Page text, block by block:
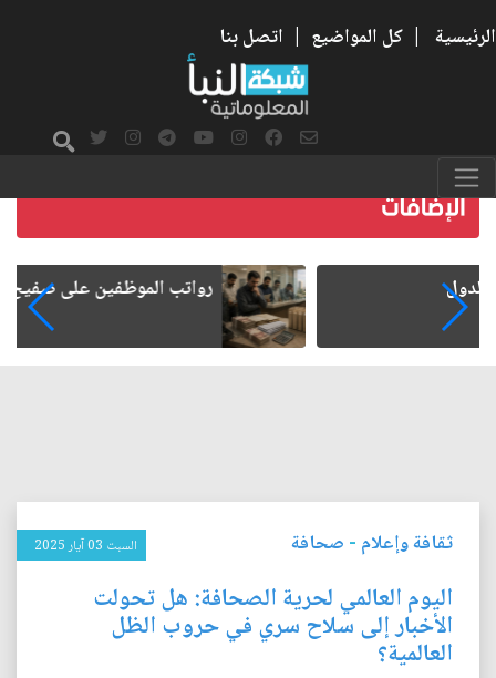
الرئيسية | كل المواضيع | اتصل بنا
رواتب الموظفين على صفيح ساخن
ثقافة وإعلام - صحافة السبت 03 آيار 2025
اليوم العالمي لحرية الصحافة: هل تحولت
الأخبار إلى سلاح سري في حروب الظل
العالمية؟